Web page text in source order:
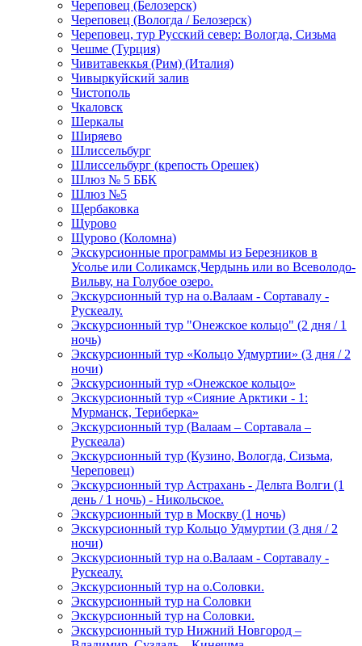
Череповец (Белозерск)
Череповец (Вологда / Белозерск)
Череповец, тур Русский север: Вологда, Сизьма
Чешме (Турция)
Чивитавеккья (Рим) (Италия)
Чивыркуйский залив
Чистополь
Чкаловск
Шеркалы
Ширяево
Шлиссельбург
Шлиссельбург (крепость Орешек)
Шлюз № 5 ББК
Шлюз №5
Щербаковка
Щурово
Щурово (Коломна)
Экскурсионные программы из Березников в
Усолье или Соликамск,Чердынь или во Всеволодо-
Вильву, на Голубое озеро.
Экскурсионный тур на о.Валаам - Сортавалу -
Рускеалу.
Экскурсионный тур "Онежское кольцо" (2 дня / 1
ночь)
Экскурсионный тур «Кольцо Удмуртии» (3 дня / 2
ночи)
Экскурсионный тур «Онежское кольцо»
Экскурсионный тур «Сияние Арктики - 1:
Мурманск, Териберка»
Экскурсионный тур (Валаам – Сортавала –
Рускеала)
Экскурсионный тур (Кузино, Вологда, Сизьма,
Череповец)
Экскурсионный тур Астрахань - Дельта Волги (1
день / 1 ночь) - Никольское.
Экскурсионный тур в Москву (1 ночь)
Экскурсионный тур Кольцо Удмуртии (3 дня / 2
ночи)
Экскурсионный тур на о.Валаам - Сортавалу -
Рускеалу.
Экскурсионный тур на о.Соловки.
Экскурсионный тур на Соловки
Экскурсионный тур на Соловки.
Экскурсионный тур Нижний Новгород –